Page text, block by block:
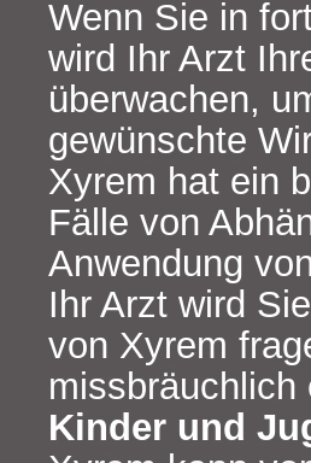
Wenn Sie in
wird Ihr Arzt
überwachen,
gewünschte
Xyrem hat ein
Fälle von
Anwendung
Ihr Arzt wird
von Xyrem
missbräuchlich
Kinder und